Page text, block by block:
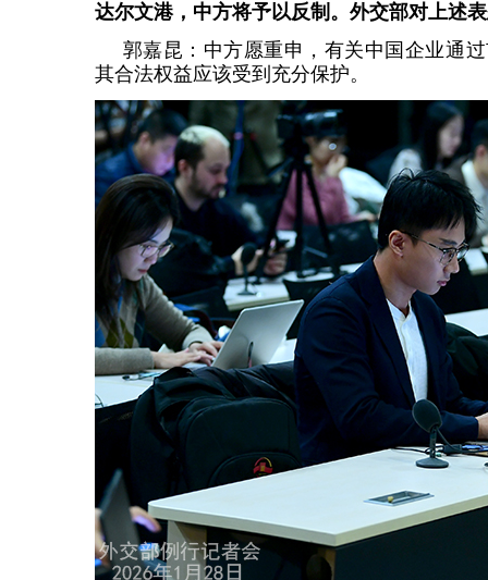
达尔文港，中方将予以反制。外交部对上述
郭嘉昆：中方愿重申，有关中国企业通
其合法权益应该受到充分保护。